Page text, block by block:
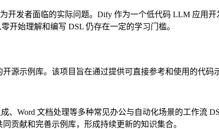
开发者面临的实际问题。Dify 作为一个低代码 LLM 应用
开始理解和编写 DSL 仍存在一定的学习门槛。
源示例库。该项目旨在通过提供可直接参考和使用的代码
、Word 文档处理等多种常见办公与自动化场景的工作流
贡献和完善示例库，形成持续更新的知识集合。